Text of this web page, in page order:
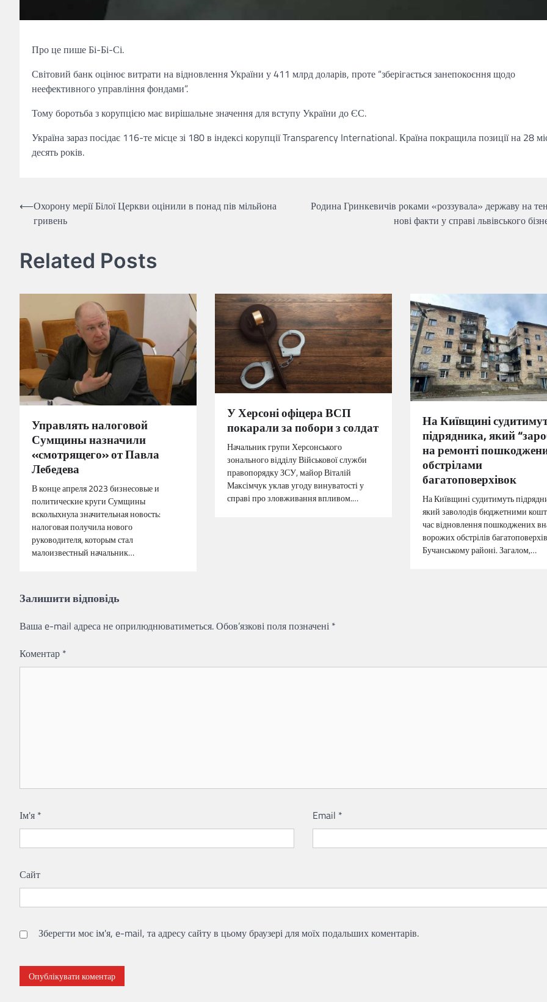
Про це пише Бі-Бі-Сі.
Світовий банк оцінює витрати на відновлення України у 411 млрд доларів, проте “зберігається занепокоєння щодо
неефективного управління фондами”.
Тому боротьба з корупцією має вирішальне значення для вступу України до ЄС.
Україна зараз посідає 116-те місце зі 180 в індексі корупції Transparency International. Країна покращила позиції на 28
десять років.
Навігація
записів
⟵Охорону мерії Білої Церкви оцінили в понад пів мільйона
гривень
Родина Гринкевичів роками «роззувала» державу на
нові факти у справі львівського
Related Posts
Управлять налоговой
Сумщины назначили
«смотрящего» от Павла
Лебедева
В конце апреля 2023 бизнесовые и
политические круги Сумщины
всколыхнула значительная новость:
налоговая получила нового
руководителя, которым стал
малоизвестный начальник…
У Херсоні офіцера ВСП
покарали за побори з солдат
Начальник групи Херсонського
зонального відділу Військової служби
правопорядку ЗСУ, майор Віталій
Максімчук уклав угоду винуватості у
справі про зловживання впливом.…
На Київщині
підрядника, який
на ремонті
обстрілами
багатоповерхівок
На Київщині судитимуть
який заволодів бюджетними
час відновлення пошкоджених
ворожих обстрілів
Бучанському районі. Загалом,…
Залишити відповідь
Ваша e-mail адреса не оприлюднюватиметься.Обов’язкові поля позначені *
Коментар *
Ім'я * Email *
Сайт
Зберегти моє ім'я, e-mail, та адресу сайту в цьому браузері для моїх подальших коментарів.